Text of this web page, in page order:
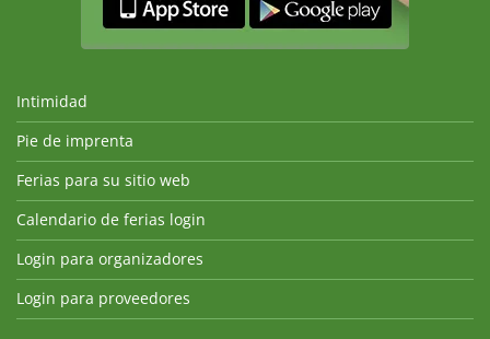
Intimidad
Pie de imprenta
Ferias para su sitio web
Calendario de ferias login
Login para organizadores
Login para proveedores